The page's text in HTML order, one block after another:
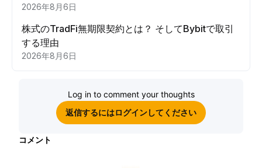
2026年8月6日
株式のTradFi無期限契約とは？ そしてBybitで取引
する理由
2026年8月6日
Log in to comment your thoughts
返信するにはログインしてください
コメント